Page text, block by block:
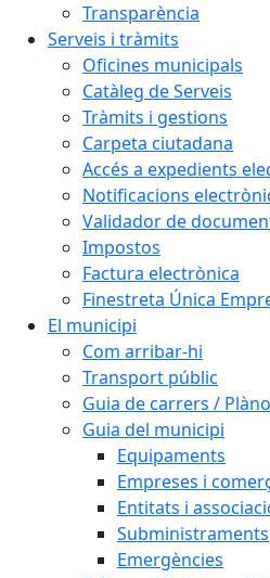
Transparència
Serveis i tràmits
Oficines municipals
Catàleg de Serveis
Tràmits i gestions
Carpeta ciutadana
Accés a expedients
Notificacions
Validador de
Impostos
Factura electrònica
Finestreta Única
El municipi
Com arribar-hi
Transport públic
Guia de carrers /
Guia del municipi
Equipaments
Empreses i
Entitats i
Subministraments
Emergències